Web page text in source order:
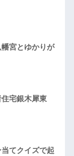
宮とゆかりが
宅銀木犀東
てクイズで起